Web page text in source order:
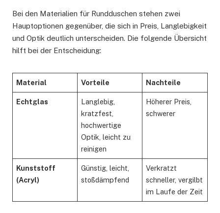
Bei den Materialien für Rundduschen stehen zwei
Hauptoptionen gegenüber, die sich in Preis, Langlebigkeit
und Optik deutlich unterscheiden. Die folgende Übersicht
hilft bei der Entscheidung:
Material Vorteile Nachteile
Echtglas
Langlebig,
kratzfest,
hochwertige
Optik, leicht zu
reinigen
Höherer Preis,
schwerer
Kunststoff
(Acryl)
Günstig, leicht,
stoßdämpfend
Verkratzt
schneller, vergilbt
im Laufe der Zeit